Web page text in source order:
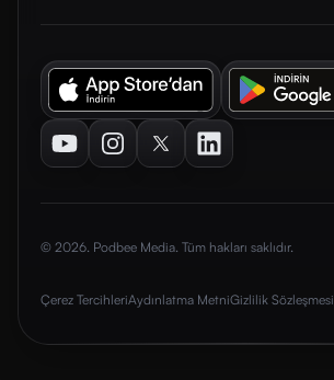
YoutubeInstagramTwitterLinkedIn
© 2026. Podbee Media. Tüm hakları saklıdır.
Çerez TercihleriAydınlatma MetniGizlilik Sözleşmesi